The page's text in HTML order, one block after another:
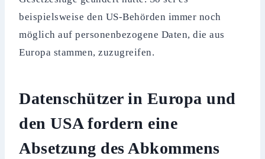
beispielsweise den US-Behörden immer noch
möglich auf personenbezogene Daten, die aus
Europa stammen, zuzugreifen.
Datenschützer in Europa und
den USA fordern eine
Absetzung des Abkommens